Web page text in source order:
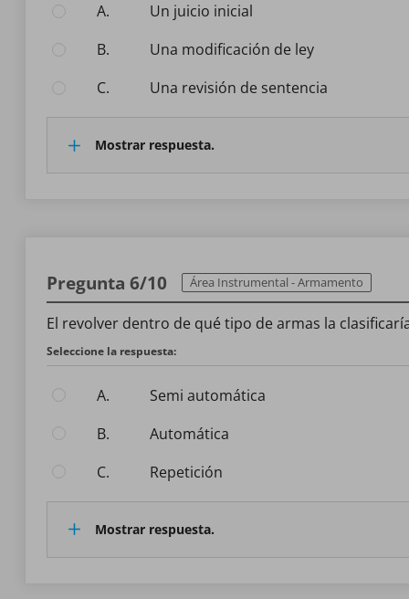
A.
Un juicio inicial
B.
Una modificación de ley
C.
Una revisión de sentencia
Mostrar respuesta.
Pregunta 6/10 Área Instrumental - Armamento
El revolver dentro de qué tipo de armas la
Seleccione la respuesta:
A.
Semi automática
B.
Automática
C.
Repetición
Mostrar respuesta.